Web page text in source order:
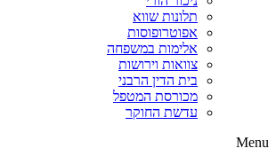
תלונות שווא
אפוטרופוסות
אלימות במשפחה
צוואות וירושות
בית הדין הרבני
מכורסת המטפל
עדשת החוקר
Menu